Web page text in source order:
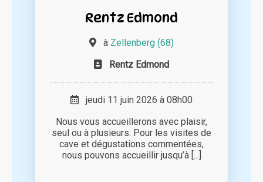
Rentz Edmond
à Zellenberg (68)
Rentz Edmond
jeudi 11 juin 2026 à 08h00
Nous vous accueillerons avec plaisir,
seul ou à plusieurs. Pour les visites de
cave et dégustations commentées,
nous pouvons accueillir jusqu’à [...]